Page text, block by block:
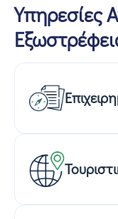
Υπηρεσίες